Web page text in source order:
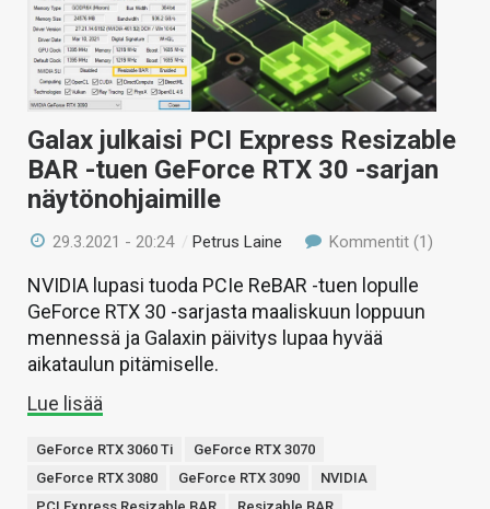
Galax julkaisi PCI Express Resizable
BAR -tuen GeForce RTX 30 -sarjan
näytönohjaimille
29.3.2021 - 20:24 /Petrus Laine Kommentit (1)
NVIDIA lupasi tuoda PCIe ReBAR -tuen lopulle
GeForce RTX 30 -sarjasta maaliskuun loppuun
mennessä ja Galaxin päivitys lupaa hyvää
aikataulun pitämiselle.
Lue lisää
GeForce RTX 3060 Ti
GeForce RTX 3070
GeForce RTX 3080
GeForce RTX 3090
NVIDIA